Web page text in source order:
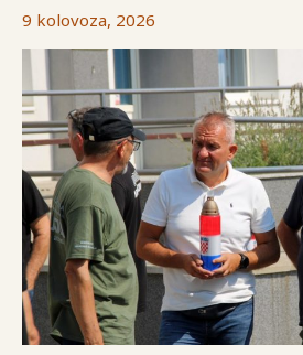
9 kolovoza, 2026